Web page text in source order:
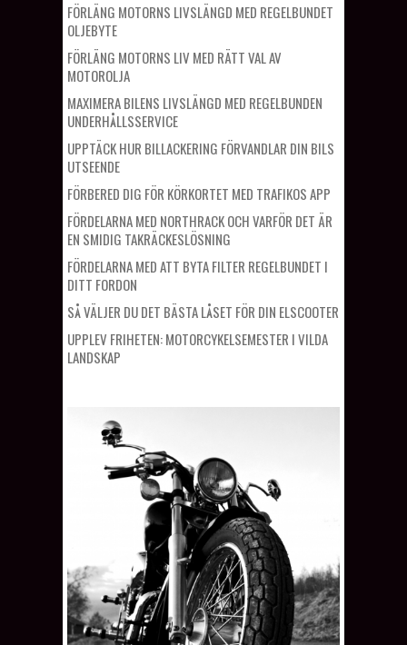
FÖRLÄNG MOTORNS LIVSLÄNGD MED REGELBUNDET
OLJEBYTE
FÖRLÄNG MOTORNS LIV MED RÄTT VAL AV
MOTOROLJA
MAXIMERA BILENS LIVSLÄNGD MED REGELBUNDEN
UNDERHÅLLSSERVICE
UPPTÄCK HUR BILLACKERING FÖRVANDLAR DIN BILS
UTSEENDE
FÖRBERED DIG FÖR KÖRKORTET MED TRAFIKOS APP
FÖRDELARNA MED NORTHRACK OCH VARFÖR DET ÄR
EN SMIDIG TAKRÄCKESLÖSNING
FÖRDELARNA MED ATT BYTA FILTER REGELBUNDET I
DITT FORDON
SÅ VÄLJER DU DET BÄSTA LÅSET FÖR DIN ELSCOOTER
UPPLEV FRIHETEN: MOTORCYKELSEMESTER I VILDA
LANDSKAP